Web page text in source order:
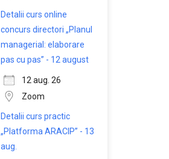
Detalii curs online
concurs directori „Planul
managerial: elaborare
pas cu pas” - 12 august
12 aug. 26
Zoom
Detalii curs practic
„Platforma ARACIP” - 13
aug.